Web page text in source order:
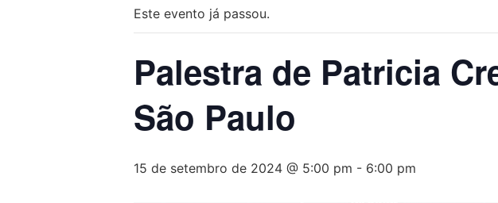
Este evento já passou.
Palestra de Patricia
São Paulo
15 de setembro de 2024 @ 5:00 pm - 6:00 pm